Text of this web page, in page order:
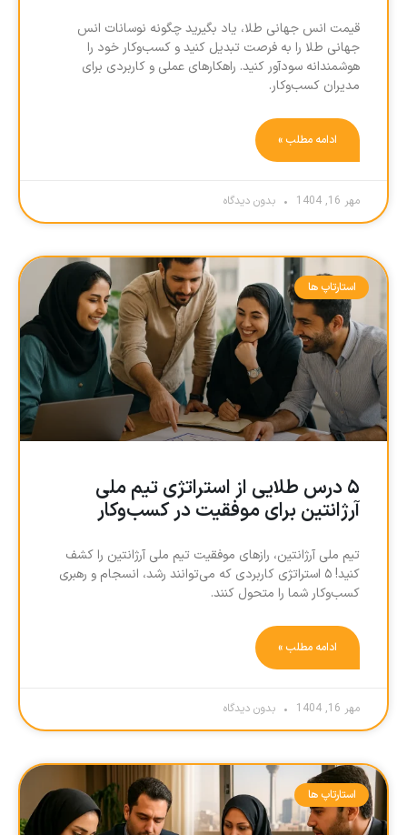
قیمت انس جهانی طلا، یاد بگیرید چگونه نوسانات انس
جهانی طلا را به فرصت تبدیل کنید و کسب‌وکار خود را
هوشمندانه سودآور کنید. راهکارهای عملی و کاربردی برای
مدیران کسب‌وکار.
ادامه مطلب »
مهر 16, 1404 بدون دیدگاه
استارتاپ ها
۵ درس طلایی از استراتژی تیم ملی
آرژانتین برای موفقیت در کسب‌وکار
تیم ملی آرژانتین، رازهای موفقیت تیم ملی آرژانتین را کشف
کنید! ۵ استراتژی کاربردی که می‌توانند رشد، انسجام و رهبری
کسب‌وکار شما را متحول کنند.
ادامه مطلب »
مهر 16, 1404 بدون دیدگاه
استارتاپ ها